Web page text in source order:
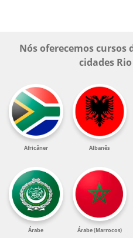
Nós oferecemos cursos
cidades
Africâner Albanês
Árabe Árabe (Marrocos)